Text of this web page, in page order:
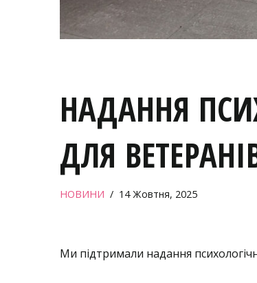
НАДАННЯ
ДЛЯ
НОВИНИ 14 Жовтня, 2025
Ми підтримали надання